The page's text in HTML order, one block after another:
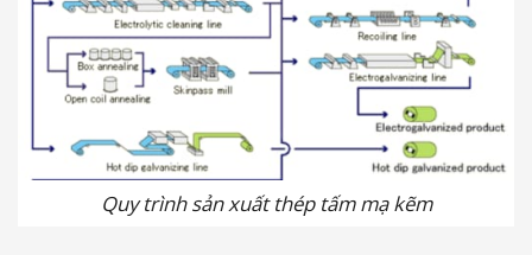
Quy trình sản xuất thép tấm mạ kẽm